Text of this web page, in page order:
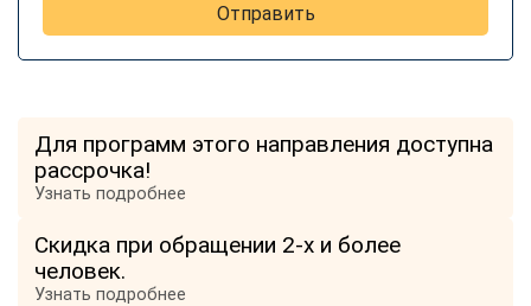
Отправить
Для программ этого направления доступна
рассрочка!
Узнать подробнее
Скидка при обращении 2-х и более
человек.
Узнать подробнее